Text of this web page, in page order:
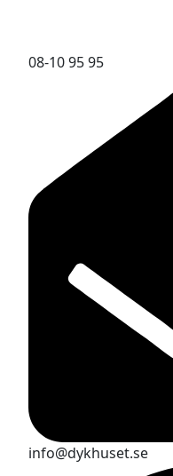
08-10 95 95
info@dykhuset.se